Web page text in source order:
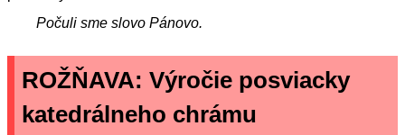
Počuli sme slovo Pánovo.
ROŽŇAVA: Výročie posviacky
katedrálneho chrámu